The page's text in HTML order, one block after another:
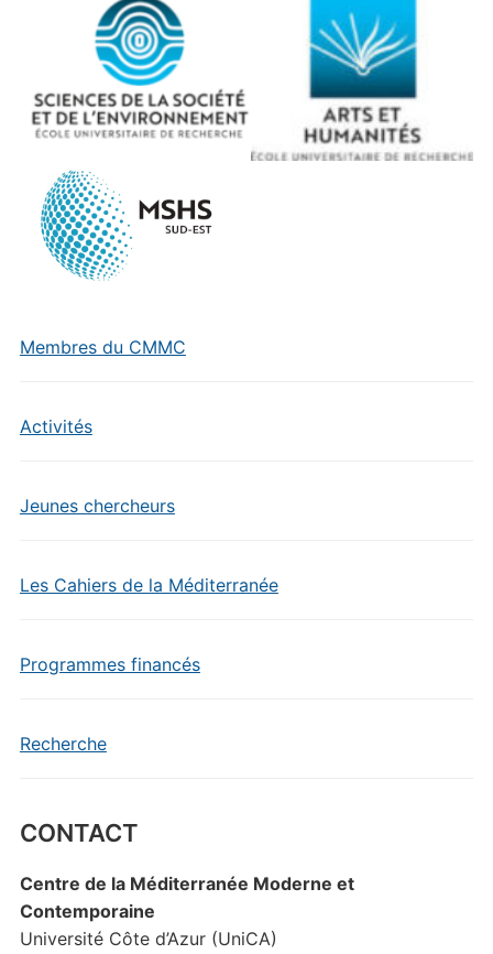
Membres du CMMC
Activités
Jeunes chercheurs
Les Cahiers de la Méditerranée
Programmes financés
Recherche
CONTACT
Centre de la Méditerranée Moderne et
Contemporaine
Université Côte d’Azur (UniCA)